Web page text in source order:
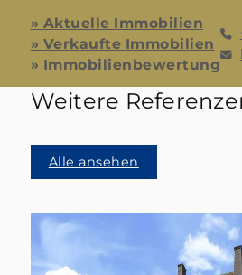
» Aktuelle Immobilien
» Verkaufte Immobilien
» Immobilienbewertung
Weitere
Alle ansehen